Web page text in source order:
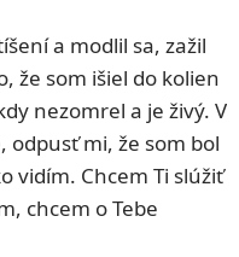
a modlil sa, zažil
že som išiel do kolien
nezomrel a je živý. V
odpusť mi, že som bol
vidím. Chcem Ti slúžiť
chcem o Tebe